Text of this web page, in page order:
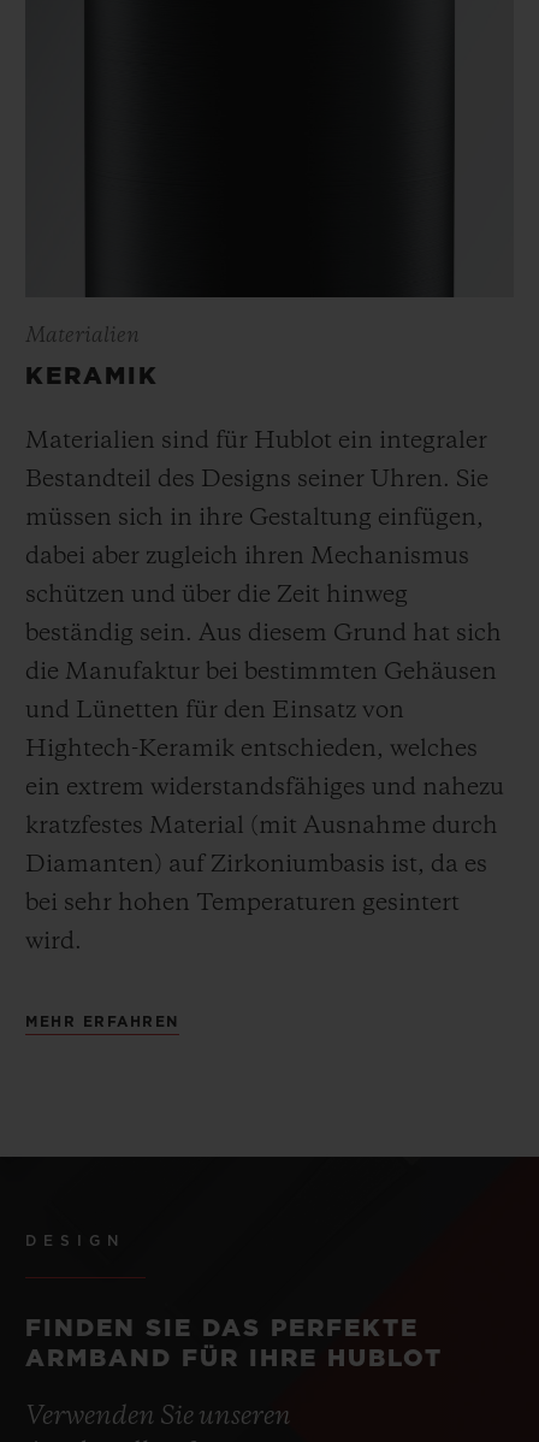
Materialien
KERAMIK
Materialien sind für Hublot ein integraler
Bestandteil des Designs seiner Uhren. Sie
müssen sich in ihre Gestaltung einfügen,
dabei aber zugleich ihren Mechanismus
schützen und über die Zeit hinweg
beständig sein. Aus diesem Grund hat sich
die Manufaktur bei bestimmten Gehäusen
und Lünetten für den Einsatz von
Hightech-Keramik entschieden, welches
ein extrem widerstandsfähiges und nahezu
kratzfestes Material (mit Ausnahme durch
Diamanten) auf Zirkoniumbasis ist, da es
bei sehr hohen Temperaturen gesintert
wird.
MEHR ERFAHREN
DESIGN
FINDEN SIE DAS PERFEKTE
ARMBAND FÜR IHRE HUBLOT
Verwenden Sie unseren